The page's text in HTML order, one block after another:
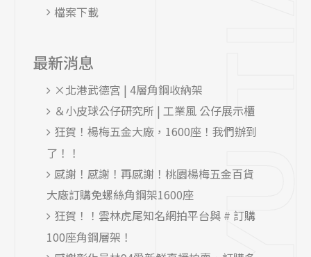
檔案下載
最新消息
×北港武德宮 | 4層角鋼收納架
＆小皮球公仔研究所 | 工業風 公仔展示櫃
狂賀！楊梅五金大廠，1600座！我們辦到
了！！
感謝！感謝！再感謝！桃園楊梅五金百貨
大廠訂購免螺絲角鋼架1600座
狂賀！！雲林虎尾知名網拍平台與 # 訂購
100座角鋼層架！